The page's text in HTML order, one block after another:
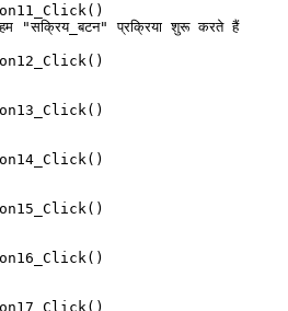
"सक्रिय_बटन" प्रक्रिया शुरू करते हैं